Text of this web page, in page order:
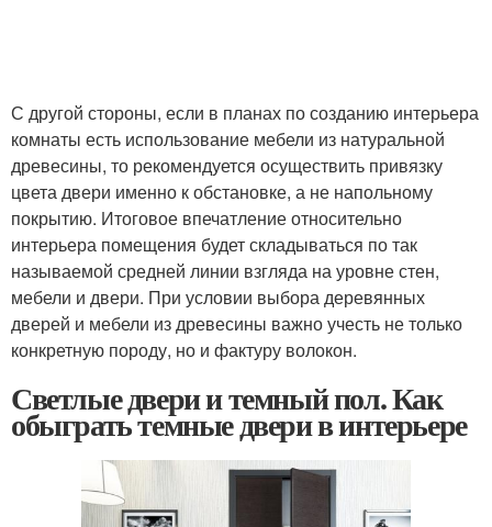
С другой стороны, если в планах по созданию интерьера
комнаты есть использование мебели из натуральной
древесины, то рекомендуется осуществить привязку
цвета двери именно к обстановке, а не напольному
покрытию. Итоговое впечатление относительно
интерьера помещения будет складываться по так
называемой средней линии взгляда на уровне стен,
мебели и двери. При условии выбора деревянных
дверей и мебели из древесины важно учесть не только
конкретную породу, но и фактуру волокон.
Светлые двери и темный пол. Как
обыграть темные двери в интерьере